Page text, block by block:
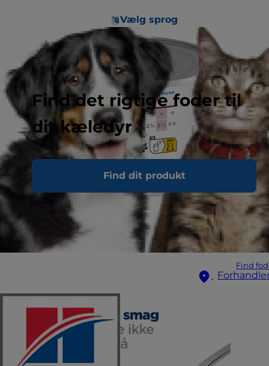
Vælg sprog
Find det rigtige foder til
dit kæledyr
Find dit produkt
Find